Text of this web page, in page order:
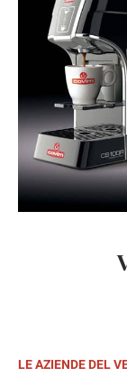
LE AZIENDE DEL